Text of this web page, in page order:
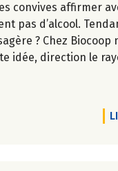
convives affirmer
pas d’alcool.
? Chez Biocoop
idée, direction le